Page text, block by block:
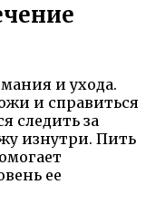
и ухода.
и справиться
следить за
изнутри. Пить
ее